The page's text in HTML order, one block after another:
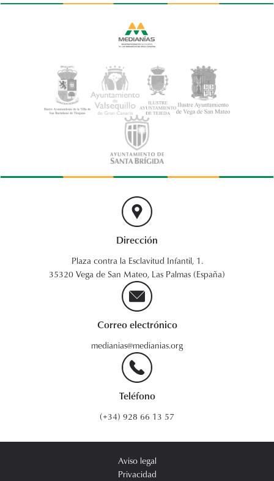
Dirección
Plaza contra la Esclavitud Infantil, 1.
35320 Vega de San Mateo, Las Palmas (España)
Correo electrónico
medianias@medianias.org
Teléfono
(+34) 928 66 13 57
Aviso legal
Privacidad